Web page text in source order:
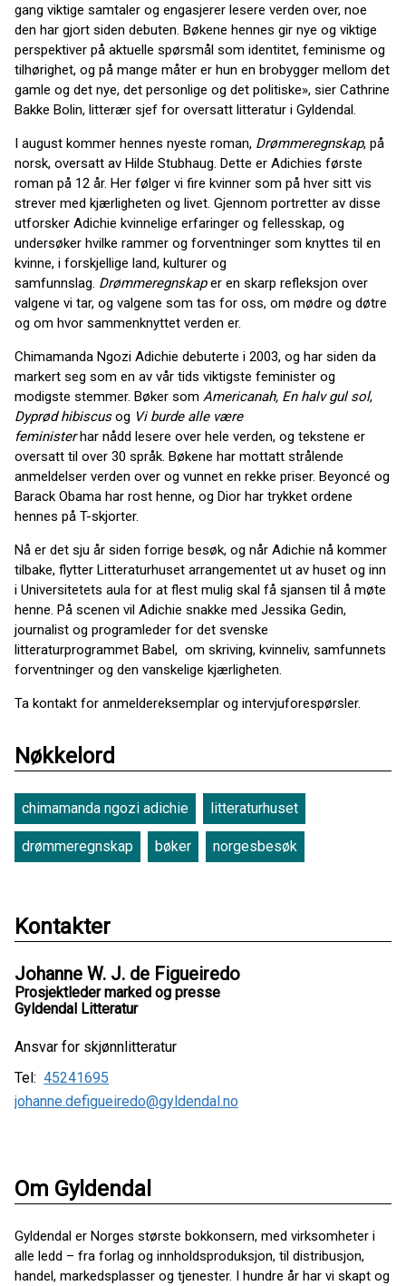
gang viktige samtaler og engasjerer lesere verden over, noe
den har gjort siden debuten. Bøkene hennes gir nye og viktige
perspektiver på aktuelle spørsmål som identitet, feminisme og
tilhørighet, og på mange måter er hun en brobygger mellom det
gamle og det nye, det personlige og det politiske», sier Cathrine
Bakke Bolin, litterær sjef for oversatt litteratur i Gyldendal.
I august kommer hennes nyeste roman, Drømmeregnskap, på
norsk, oversatt av Hilde Stubhaug. Dette er Adichies første
roman på 12 år. Her følger vi fire kvinner som på hver sitt vis
strever med kjærligheten og livet. Gjennom portretter av disse
utforsker Adichie kvinnelige erfaringer og fellesskap, og
undersøker hvilke rammer og forventninger som knyttes til en
kvinne, i forskjellige land, kulturer og
samfunnslag. Drømmeregnskaper en skarp refleksjon over
valgene vi tar, og valgene som tas for oss, om mødre og døtre
og om hvor sammenknyttet verden er.
Chimamanda Ngozi Adichie debuterte i 2003, og har siden da
markert seg som en av vår tids viktigste feminister og
modigste stemmer. Bøker som Americanah, En halv gul sol,
Dyprød hibiscusog Vi burde alle være
feministerhar nådd lesere over hele verden, og tekstene er
oversatt til over 30 språk. Bøkene har mottatt strålende
anmeldelser verden over og vunnet en rekke priser. Beyoncé og
Barack Obama har rost henne, og Dior har trykket ordene
hennes på T-skjorter.
Nå er det sju år siden forrige besøk, og når Adichie nå kommer
tilbake, flytter Litteraturhuset arrangementet ut av huset og inn
i Universitetets aula for at flest mulig skal få sjansen til å møte
henne. På scenen vil Adichie snakke med Jessika Gedin,
journalist og programleder for det svenske
litteraturprogrammet Babel, om skriving, kvinneliv, samfunnets
forventninger og den vanskelige kjærligheten.
Ta kontakt for anmeldereksemplar og intervjuforespørsler.
Nøkkelord
chimamanda ngozi adichie litteraturhuset
drømmeregnskap bøker norgesbesøk
Kontakter
Johanne W. J. de Figueiredo
Prosjektleder marked og presse
Gyldendal Litteratur
Ansvar for skjønnlitteratur
Tel: 45241695
johanne.defigueiredo@gyldendal.no
Om Gyldendal
Gyldendal er Norges største bokkonsern, med virksomheter i
alle ledd – fra forlag og innholdsproduksjon, til distribusjon,
handel, markedsplasser og tjenester. I hundre år har vi skapt og